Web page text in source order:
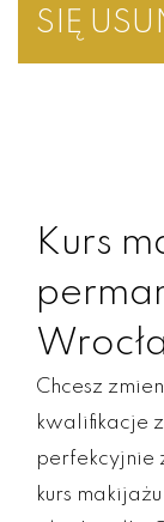
SIĘ
Kurs
Chcesz
kwalifikacje
perfekcyjnie
kurs